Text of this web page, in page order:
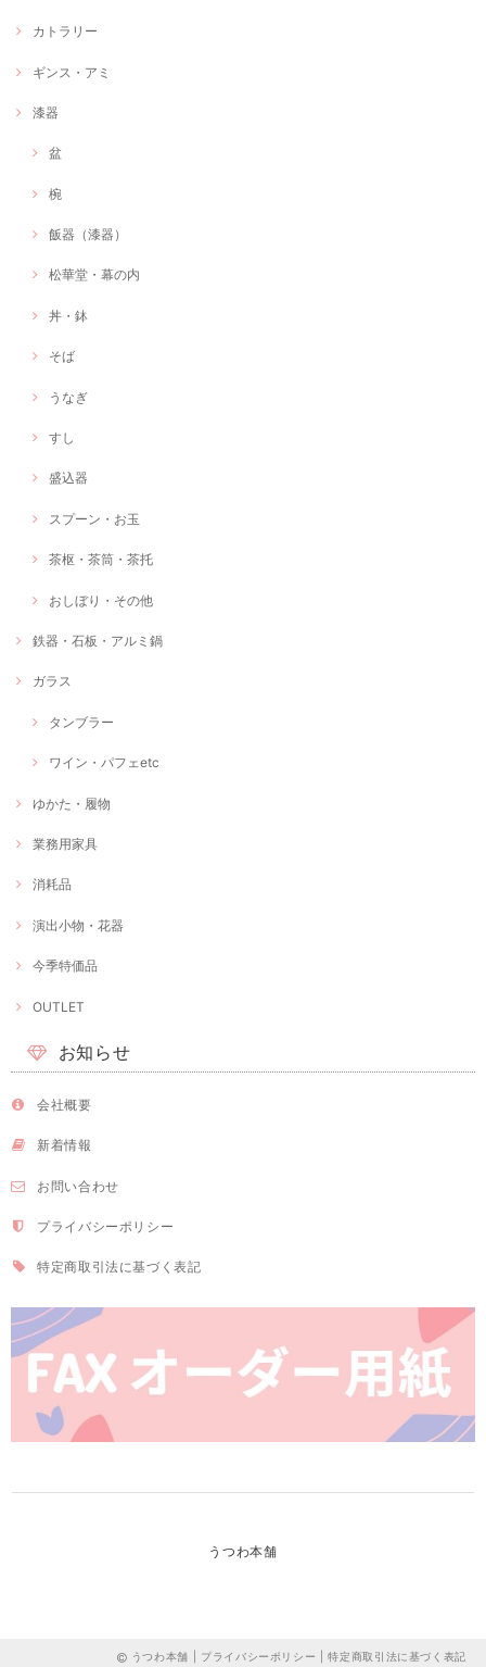
カトラリー
ギンス・アミ
漆器
盆
椀
飯器（漆器）
松華堂・幕の内
丼・鉢
そば
うなぎ
すし
盛込器
スプーン・お玉
茶枢・茶筒・茶托
おしぼり・その他
鉄器・石板・アルミ鍋
ガラス
タンブラー
ワイン・パフェetc
ゆかた・履物
業務用家具
消耗品
演出小物・花器
今季特価品
OUTLET
お知らせ
会社概要
新着情報
お問い合わせ
プライバシーポリシー
特定商取引法に基づく表記
うつわ本舗
うつわ本舗 | プライバシーポリシー |特定商取引法に基づく表記